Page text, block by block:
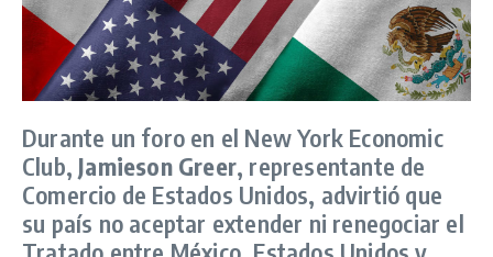
Durante un foro en el New York Economic
Club, Jamieson Greer, representante de
Comercio de Estados Unidos, advirtió que
su país no aceptar extender ni renegociar el